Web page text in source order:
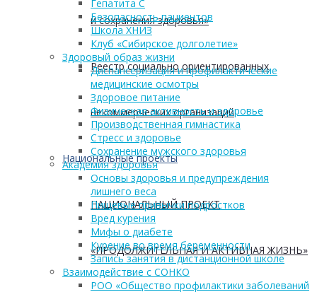
и сохранения здоровья»
Реестр социально ориентированных
некоммерческих организаций
Национальные проекты
НАЦИОНАЛЬНЫЙ ПРОЕКТ
«ПРОДОЛЖИТЕЛЬНАЯ И АКТИВНАЯ ЖИЗНЬ»
Гепатита С
Безопасность пациентов
Школа ХНИЗ
Клуб «Сибирское долголетие»
Здоровый образ жизни
Диспансеризация и профилактические
медицинские осмотры
Здоровое питание
Физическая активность и здоровье
Производственная гимнастика
Стресс и здоровье
Сохранение мужского здоровья
Академия здоровья
Основы здоровья и предупреждения
лишнего веса
Пищевые привычки подростков
Вред курения
Мифы о диабете
Курение во время беременности
Запись занятия в дистанционной школе
Взаимодействие с СОНКО
РОО «Общество профилактики заболеваний